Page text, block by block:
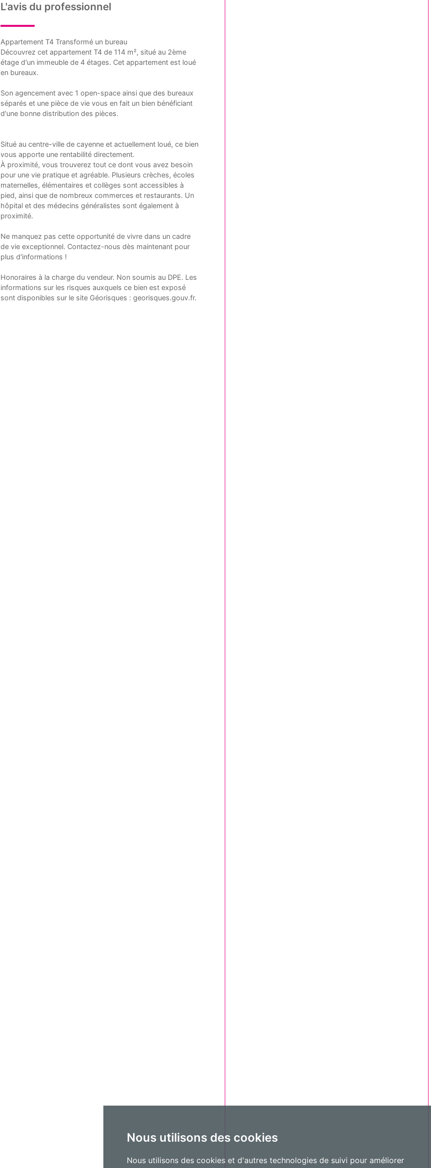
Nous utilisons des cookies
Nous utilisons des cookies et d'autres technologies de suivi pour améliorer
L'avis du professionnel
Appartement T4 Transformé un bureau
Découvrez cet appartement T4 de 114 m², situé au 2ème
étage d'un immeuble de 4 étages. Cet appartement est loué
en bureaux.
Son agencement avec 1 open-space ainsi que des bureaux
séparés et une pièce de vie vous en fait un bien bénéficiant
d'une bonne distribution des pièces.
Situé au centre-ville de cayenne et actuellement loué, ce bien
vous apporte une rentabilité directement.
À proximité, vous trouverez tout ce dont vous avez besoin
pour une vie pratique et agréable. Plusieurs crèches, écoles
maternelles, élémentaires et collèges sont accessibles à
pied, ainsi que de nombreux commerces et restaurants. Un
hôpital et des médecins généralistes sont également à
proximité.
Ne manquez pas cette opportunité de vivre dans un cadre
de vie exceptionnel. Contactez-nous dès maintenant pour
plus d'informations !
Honoraires à la charge du vendeur. Non soumis au DPE. Les
informations sur les risques auxquels ce bien est exposé
sont disponibles sur le site Géorisques : georisques.gouv.fr.